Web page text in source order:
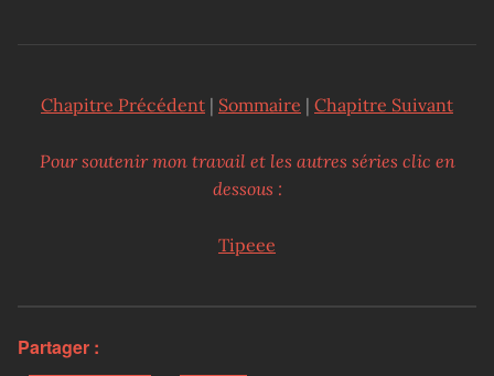
Chapitre Précédent | Sommaire | Chapitre Suivant
Pour soutenir mon travail et les autres séries clic en
dessous :
Tipeee
Partager :